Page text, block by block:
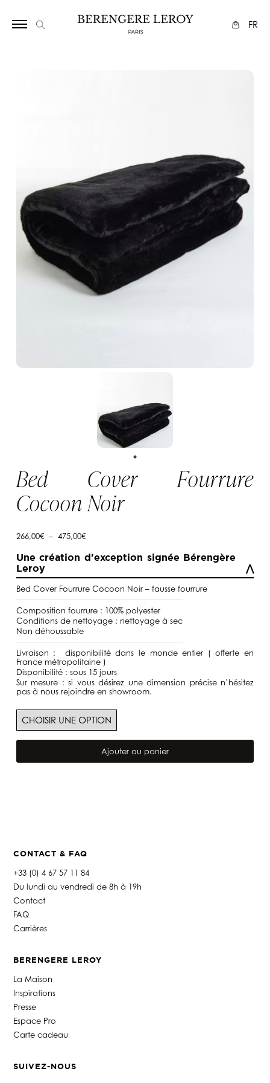
FR
Bed Cover Fourrure
Cocoon Noir
266,00€ – 475,00€Plage
266,00€
Une création d'exception signée Bérengère
Leroy
Bed Cover Fourrure Cocoon Noir – fausse fourrure
Composition fourrure : 100% polyester
Conditions de nettoyage : nettoyage à sec
Non déhoussable
Livraison : disponibilité dans le monde entier ( offerte en
France métropolitaine )
Disponibilité : sous 15 jours
Sur mesure : si vous désirez une dimension précise n’hésitez
pas à nous rejoindre en showroom.
quantité
Ajouter au panier
CONTACT & FAQ
+33 (0) 4 67 57 11 84
Du lundi au vendredi de 8h à 19h
Contact
FAQ
Carrières
BERENGERE LEROY
La Maison
Inspirations
Presse
Espace Pro
Carte cadeau
SUIVEZ-NOUS